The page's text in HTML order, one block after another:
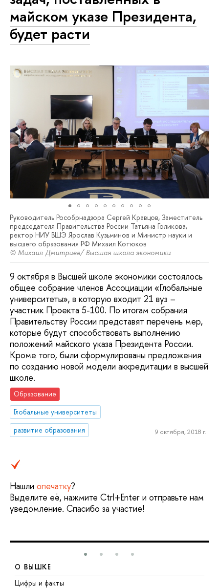
майском указе Президента,
будет расти
Руководитель Рособрнадзора Сергей Кравцов, Заместитель
председателя Правительства России Татьяна Голикова,
ректор НИУ ВШЭ Ярослав Кузьминов и Министр науки и
высшего образования РФ Михаил Котюков
© Михаил Дмитриев/ Высшая школа экономики
9 октября в Высшей школе экономики состоялось
общее собрание членов Ассоциации «Глобальные
университеты», в которую входит 21 вуз –
участник Проекта 5-100. По итогам собрания
Правительству России представят перечень мер,
которые будут способствовать выполнению
положений майского указа Президента России.
Кроме того, были сформулированы предложения
по созданию новой модели аккредитации в высшей
школе.
Образование
Глобальные университеты
развитие образования
9 октября, 2018 г.
Нашли опечатку?
Выделите её, нажмите Ctrl+Enter и отправьте нам
уведомление. Спасибо за участие!
О ВЫШКЕ
Цифры и факты